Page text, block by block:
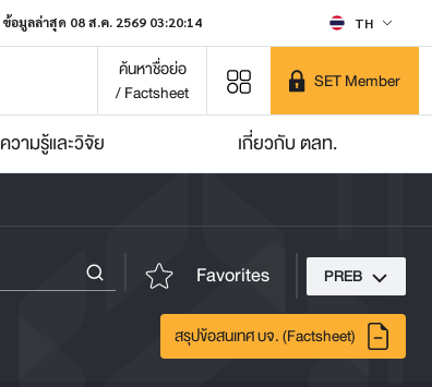
ข้อมูลล่าสุด 08 ส.ค. 2569 03:20:14 TH
ค้นหาชื่อย่อ
/ Factsheet
SET Member
ความรู้และวิจัย เกี่ยวกับ ตลท.
Favorites PREB
สรุปข้อสนเทศ บจ. (Factsheet)